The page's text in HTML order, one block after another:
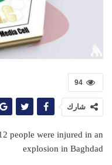
94
شارك
people were injured in an
explosion in Baghdad